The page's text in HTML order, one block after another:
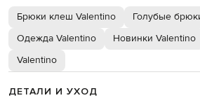
Брюки клеш Valentino
Голубые
Одежда Valentino
Новинки Valentino
Valentino
ДЕТАЛИ И УХОД